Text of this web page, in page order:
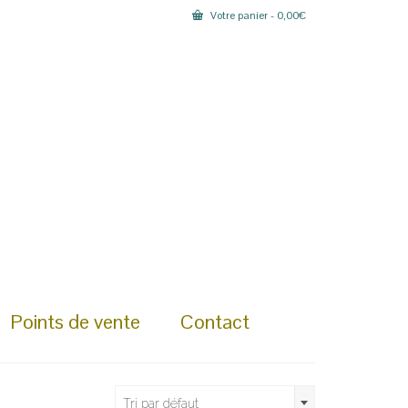
Votre panier- 0,00€
Points de vente Contact
Tri par défaut